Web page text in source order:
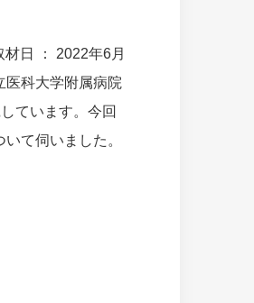
材日 ： 2022年6月
医科大学附属病院
ています。今回
て伺いました。